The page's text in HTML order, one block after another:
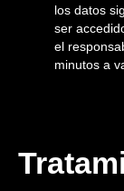
los datos
ser
el
minutos a